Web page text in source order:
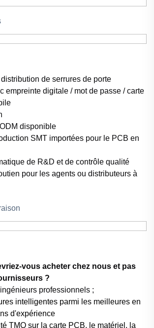
de serrures de porte
empreinte digitale / mot de passe / carte
disponible
SMT importées pour le PCB en
de R&D et de contrôle qualité
pour les agents ou distributeurs à
vous acheter chez nous et pas
?
professionnels ;
intelligentes parmi les meilleures en
d'expérience
TMQ sur la carte PCB, le matériel, la